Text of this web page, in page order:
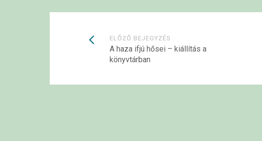
Bejegyzések
navigációja
ELŐZŐ BEJEGYZÉS
A haza ifjú hősei – kiállítás a
könyvtárban